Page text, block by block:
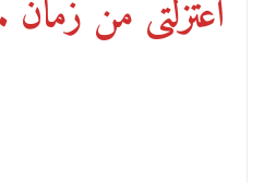
اعتزلتى من